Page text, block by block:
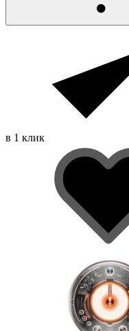
в 1 клик